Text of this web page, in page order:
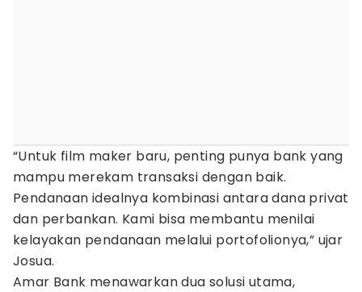
“Untuk film maker baru, penting punya bank yang
mampu merekam transaksi dengan baik.
Pendanaan idealnya kombinasi antara dana privat
dan perbankan. Kami bisa membantu menilai
kelayakan pendanaan melalui portofolionya,” ujar
Josua.
Amar Bank menawarkan dua solusi utama,